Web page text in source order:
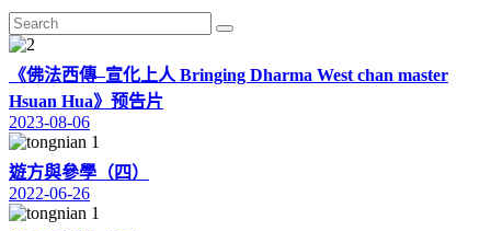
《佛法西傳–宣化上人 Bringing Dharma West chan master
Hsuan Hua》预告片
2023-08-06
遊方與參學（四）
2022-06-26